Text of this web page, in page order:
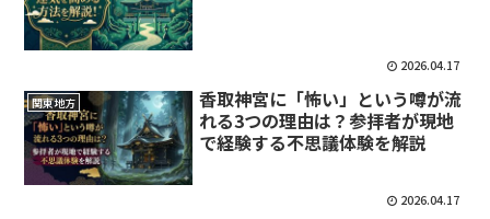
2026.04.17
関東地方
香取神宮に「怖い」という噂が流
れる3つの理由は？参拝者が現地
で経験する不思議体験を解説
2026.04.17